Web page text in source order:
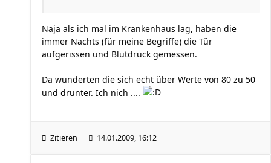
Naja als ich mal im Krankenhaus lag, haben die
immer Nachts (für meine Begriffe) die Tür
aufgerissen und Blutdruck gemessen.
Da wunderten die sich echt über Werte von 80 zu 50
und drunter. Ich nich ....
Zitieren 14.01.2009, 16:12